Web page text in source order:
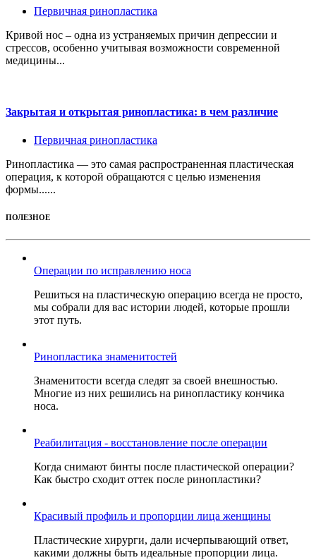
Первичная ринопластика
Кривой нос – одна из устраняемых причин депрессии и
стрессов, особенно учитывая возможности современной
медицины...
Закрытая и открытая ринопластика: в чем различие
Первичная ринопластика
Ринопластика — это самая распространенная пластическая
операция, к которой обращаются с целью изменения
формы......
ПОЛЕЗНОЕ
Операции по исправлению носа
Решиться на пластическую операцию всегда не просто,
мы собрали для вас истории людей, которые прошли
этот путь.
Ринопластика знаменитостей
Знаменитости всегда следят за своей внешностью.
Многие из них решились на ринопластику кончика
носа.
Реабилитация - восстановление после операции
Когда снимают бинты после пластической операции?
Как быстро сходит оттек после ринопластики?
Красивый профиль и пропорции лица женщины
Пластические хирурги, дали исчерпывающий ответ,
какими должны быть идеальные пропорции лица.